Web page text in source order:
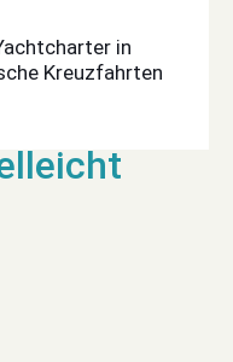
in
Kreuzfahrten